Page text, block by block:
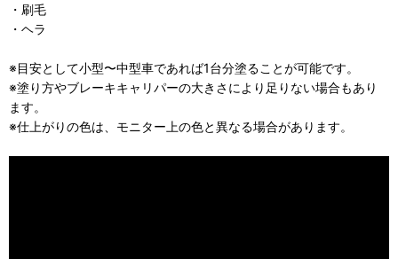
・刷毛
・ヘラ
※目安として小型〜中型車であれば1台分塗ることが可能です。
※塗り方やブレーキキャリパーの大きさにより足りない場合もあり
ます。
※仕上がりの色は、モニター上の色と異なる場合があります。